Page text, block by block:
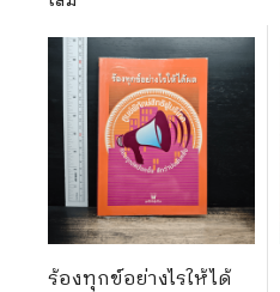
ร้องทุกข์อย่างไรให้ได้
📚 หนังสือทั่วไป
🦄 วรรณกรรม นิยาย เรื่องสั้น
🎓 การศึกษา
😼 หนังสือการ์ตูน
🐲 หนังสือเด็ก
📕 นิตยสาร